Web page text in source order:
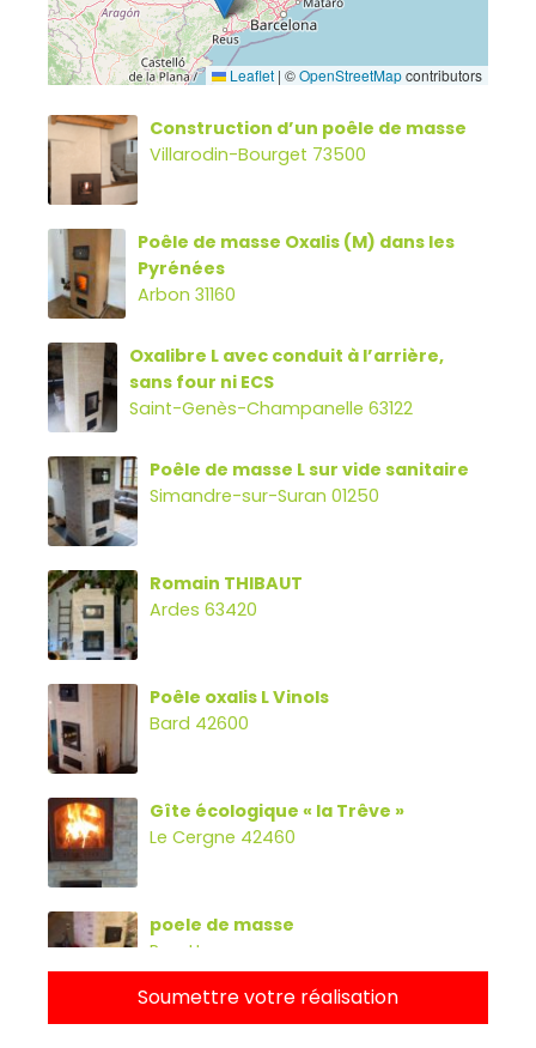
Leaflet | ©OpenStreetMapcontributors
Construction d’un poêle de masse
Villarodin-Bourget 73500
Poêle de masse Oxalis (M) dans les
Pyrénées
Arbon 31160
Oxalibre L avec conduit à l’arrière,
sans four ni ECS
Saint-Genès-Champanelle 63122
Poêle de masse L sur vide sanitaire
Simandre-sur-Suran 01250
Romain THIBAUT
Ardes 63420
Poêle oxalis L Vinols
Bard 42600
Gîte écologique « la Trêve »
Le Cergne 42460
poele de masse
Parette
Soumettre votre réalisation